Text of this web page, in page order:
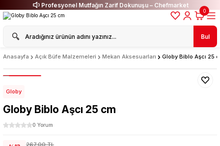
Profesyonel Mutfağın Zarif Dokunuşu – Chefmarket
Bul
0
Anasayfa Açık Büfe Malzemeleri Mekan Aksesuarları Globy Biblo Aşcı 25
Globy
Globy Biblo Aşcı 25 cm
0 Yorum
267,00 TL